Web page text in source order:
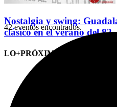
Nostalgia y swing:
clásico en el verano del 82
LO+PRÓXIMO (CITAS)
42 eventos encontrados.